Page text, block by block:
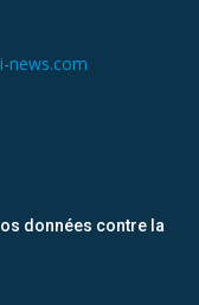
news.com
données contre la